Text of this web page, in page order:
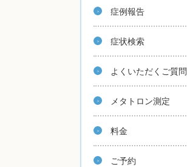
症例報告
症状検索
よくいただくご質問
メタトロン測定
料金
ご予約